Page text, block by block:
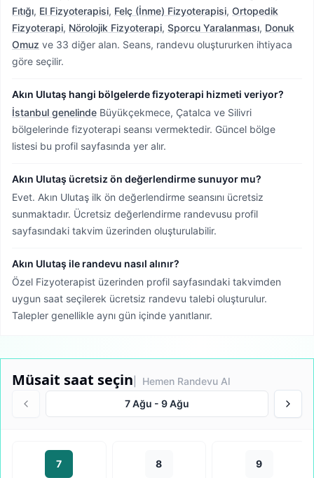
Fıtığı, El Fizyoterapisi, Felç (İnme) Fizyoterapisi, Ortopedik
Fizyoterapi, Nörolojik Fizyoterapi, Sporcu Yaralanması, Donuk
Omuz ve 33 diğer alan. Seans, randevu oluştururken ihtiyaca
göre seçilir.
Akın Ulutaş hangi bölgelerde fizyoterapi hizmeti veriyor?
İstanbul genelinde Büyükçekmece, Çatalca ve Silivri
bölgelerinde fizyoterapi seansı vermektedir. Güncel bölge
listesi bu profil sayfasında yer alır.
Akın Ulutaş ücretsiz ön değerlendirme sunuyor mu?
Evet. Akın Ulutaş ilk ön değerlendirme seansını ücretsiz
sunmaktadır. Ücretsiz değerlendirme randevusu profil
sayfasındaki takvim üzerinden oluşturulabilir.
Akın Ulutaş ile randevu nasıl alınır?
Özel Fizyoterapist üzerinden profil sayfasındaki takvimden
uygun saat seçilerek ücretsiz randevu talebi oluşturulur.
Talepler genellikle aynı gün içinde yanıtlanır.
Müsait saat seçin | Hemen Randevu Al
7 Ağu - 9 Ağu
7
8
9